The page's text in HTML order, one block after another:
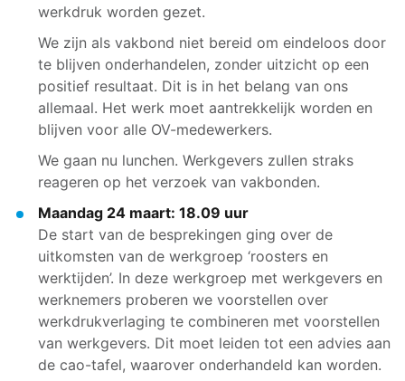
werkdruk worden gezet.
We zijn als vakbond niet bereid om eindeloos door
te blijven onderhandelen, zonder uitzicht op een
positief resultaat. Dit is in het belang van ons
allemaal. Het werk moet aantrekkelijk worden en
blijven voor alle OV-medewerkers.
We gaan nu lunchen. Werkgevers zullen straks
reageren op het verzoek van vakbonden.
Maandag 24 maart: 18.09 uur
De start van de besprekingen ging over de
uitkomsten van de werkgroep ‘roosters en
werktijden’. In deze werkgroep met werkgevers en
werknemers proberen we voorstellen over
werkdrukverlaging te combineren met voorstellen
van werkgevers. Dit moet leiden tot een advies aan
de cao-tafel, waarover onderhandeld kan worden.